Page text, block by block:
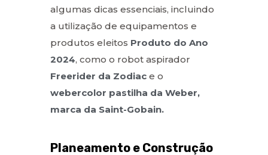
algumas dicas essenciais, incluindo
a utilização de equipamentos e
produtos eleitos Produto do Ano
2024, como o robot aspirador
Freerider da Zodiac e o
webercolor pastilha da Weber,
marca da Saint-Gobain.
Planeamento e Construção